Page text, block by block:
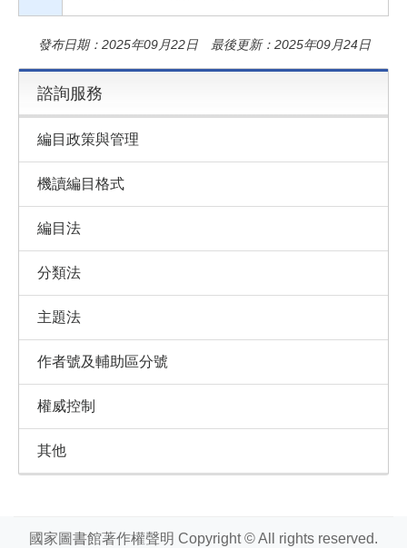
發布日期：2025年09月22日 最後更新：2025年09月24日
諮詢服務
編目政策與管理
機讀編目格式
編目法
分類法
主題法
作者號及輔助區分號
權威控制
其他
國家圖書館著作權聲明 Copyright © All rights reserved.